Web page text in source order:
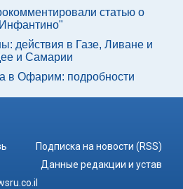
статью о
действия в Газе, Ливане и
и Самарии
в Офарим: подробности
Подписка на новости (RSS)
Данные редакции и устав